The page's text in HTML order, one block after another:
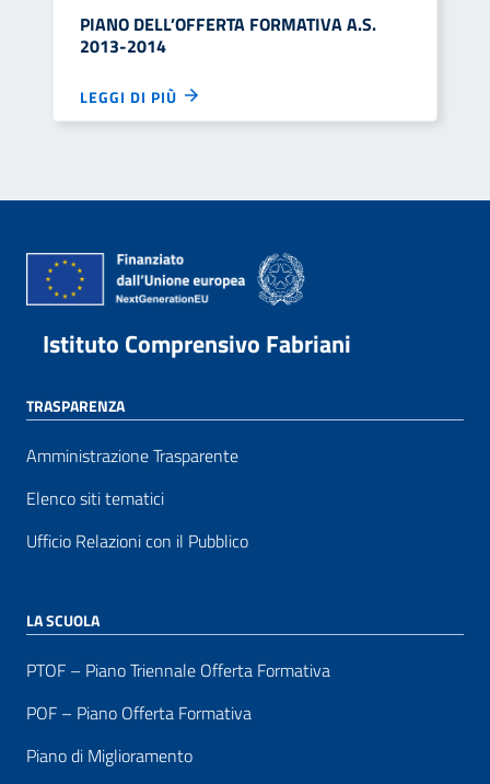
PIANO DELL’OFFERTA FORMATIVA A.S.
2013-2014
LEGGI DI PIÙ
Istituto Comprensivo Fabriani
TRASPARENZA
Amministrazione Trasparente
Elenco siti tematici
Ufficio Relazioni con il Pubblico
LA SCUOLA
PTOF – Piano Triennale Offerta Formativa
POF – Piano Offerta Formativa
Piano di Miglioramento